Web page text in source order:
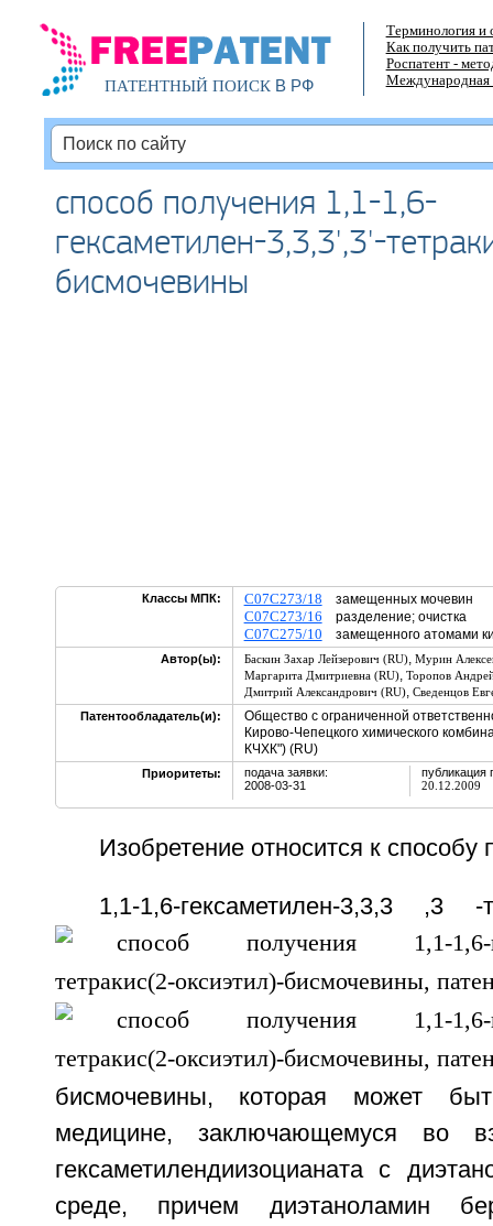
ПАТЕНТНЫЙ ПОИСКВ РФ
Терминология и
Как получить
Роспатент -
Международная
способ получения 1,1-1,6-
гексаметилен-3,3,3',3'-
бисмочевины
Классы МПК: C07C273/18 замещенных мочевин
C07C273/16 разделение; очистка
C07C275/10 замещенного атомами
Автор(ы): Баскин Захар Лейзерович (RU), Мурин
Маргарита Дмитриевна (RU), Торопов
Дмитрий Александрович (RU), Сведенцов
Патентообладатель(и):
Общество с ограниченной
Кирово-Чепецкого химического
КЧХК") (RU)
Приоритеты:
подача заявки:
2008-03-31
публикация
20.12.2009
Изобретение относится к способу
1,1-1,6-гексаметилен-3,3,3,3 -
бисмочевины, которая может
медицине, заключающемуся во
гексаметилендиизоцианата с
среде, причем диэтаноламин